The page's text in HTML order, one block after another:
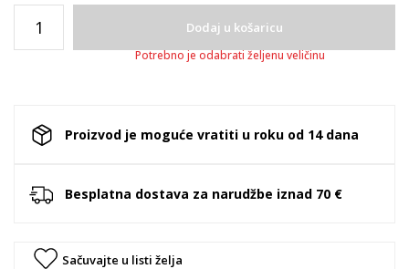
Dodaj u košaricu
Potrebno je odabrati željenu veličinu
Proizvod je moguće vratiti u roku od 14 dana
Besplatna dostava za narudžbe iznad 70 €
Sačuvajte u listi želja